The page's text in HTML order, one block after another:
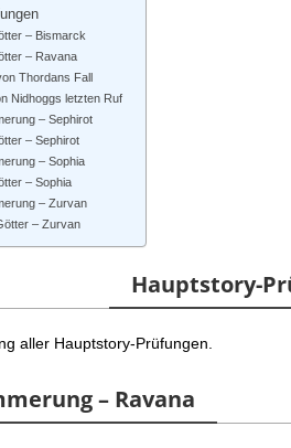
– Bismarck
– Ravana
Thordans Fall
Nidhoggs letzten Ruf
– Sephirot
– Sephirot
– Sophia
– Sophia
– Zurvan
– Zurvan
Hauptstory-
aller Hauptstory-Prüfungen.
– Ravana